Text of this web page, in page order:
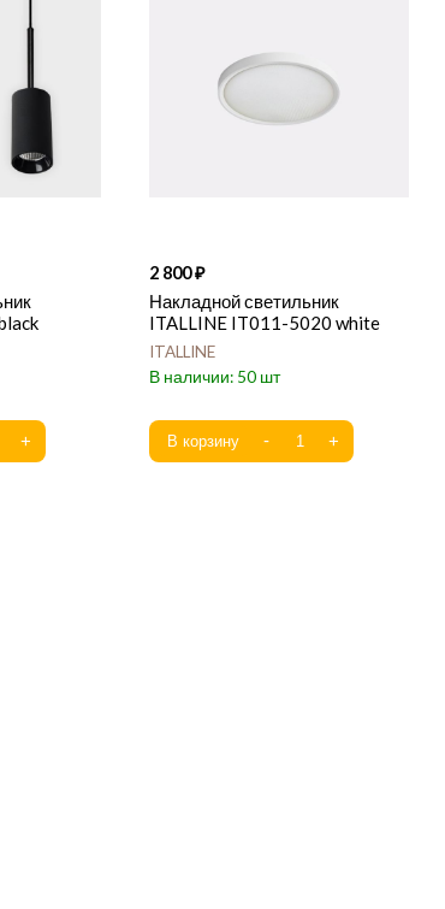
2 800
Накладной светильник
ITALLINE IT011-5020 white
ITALLINE
50